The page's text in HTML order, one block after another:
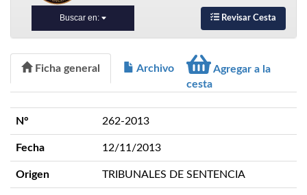
Buscar en: Revisar Cesta
Ficha general Archivo
Agregar a la
cesta
N° 262-2013
Fecha 12/11/2013
Origen TRIBUNALES DE SENTENCIA